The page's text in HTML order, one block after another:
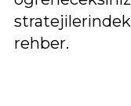
rehber.